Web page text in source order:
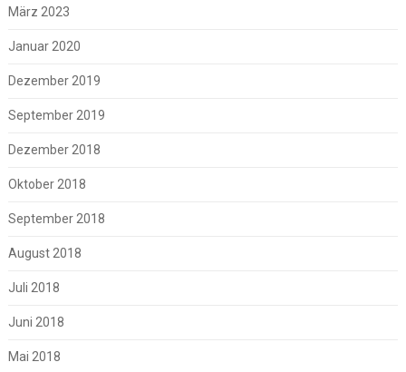
März 2023
Januar 2020
Dezember 2019
September 2019
Dezember 2018
Oktober 2018
September 2018
August 2018
Juli 2018
Juni 2018
Mai 2018